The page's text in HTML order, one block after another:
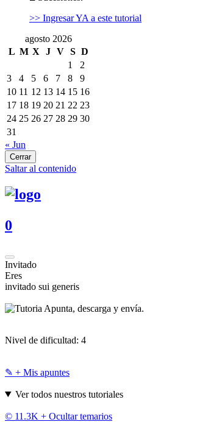
>> Ingresar YA a este tutorial
agosto 2026
L M X J V S D
1
2
3
4 5 6 7 8
9
10 11 12 13 14 15 16
17 18 19 20 21 22 23
24 25 26 27 28 29 30
31
« Jun
Cerrar
Saltar al contenido
0
Invitado
Eres
invitado sui generis
Apunta, descarga y envía.
Nivel de dificultad: 4
✎ + Mis apuntes
Ver todos nuestros tutoriales
© 11.3K + Ocultar temarios